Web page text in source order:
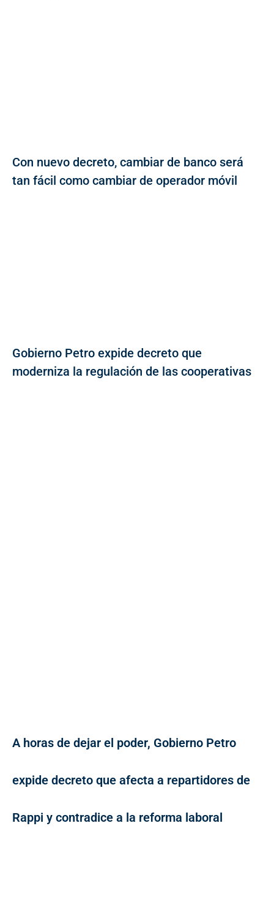
Con nuevo decreto, cambiar de banco será
tan fácil como cambiar de operador móvil
Gobierno Petro expide decreto que
moderniza la regulación de las cooperativas
A horas de dejar el poder, Gobierno Petro
expide decreto que afecta a repartidores de
Rappi y contradice a la reforma laboral